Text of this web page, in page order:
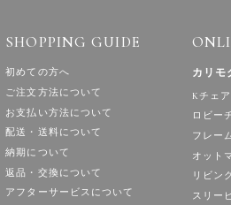
SHOPPING GUIDE
初めての方へ
ご注文方法について
お支払い方法について
配送・送料について
納期について
返品・交換について
アフターサービスについて
カリモ
Kチェア
ロビー
フレー
オット
リビン
スリー